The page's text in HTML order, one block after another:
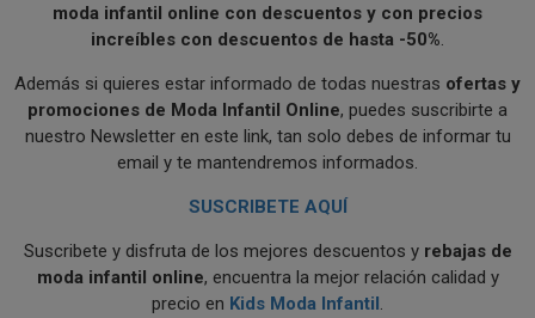
moda infantil online con descuentos y con precios
increíbles con descuentos de hasta -50%.
Además si quieres estar informado de todas nuestras ofertas y
promociones de Moda Infantil Online, puedes suscribirte a
nuestro Newsletter en este link, tan solo debes de informar tu
email y te mantendremos informados.
SUSCRIBETE AQUÍ
Suscribete y disfruta de los mejores descuentos y rebajas de
moda infantil online, encuentra la mejor relación calidad y
precio en Kids Moda Infantil.